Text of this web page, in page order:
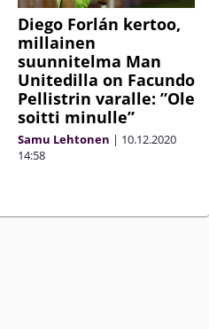
Diego Forlán kertoo,
millainen
suunnitelma Man
Unitedilla on Facundo
Pellistrin varalle: ”Ole
soitti minulle”
Samu Lehtonen | 10.12.2020
14:58